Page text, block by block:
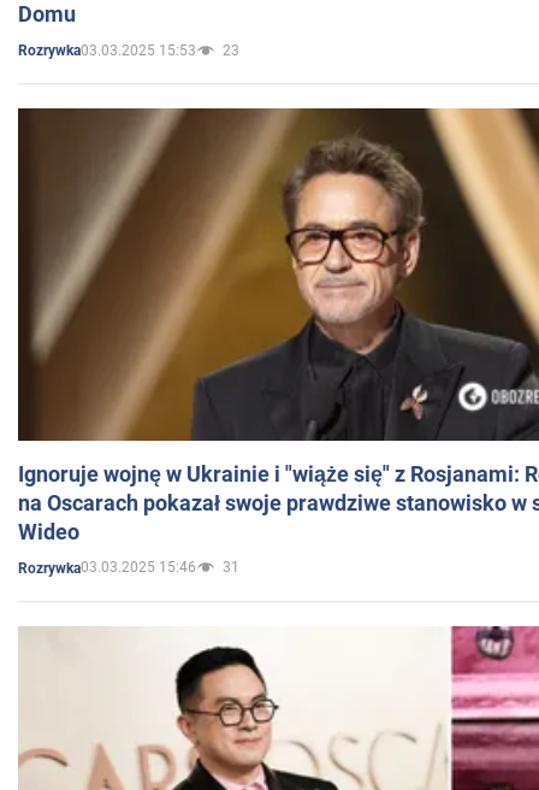
Domu
Rozrywka03.03.2025 15:53 23
Ignoruje wojnę w Ukrainie i "wiąże się" z Rosjanami:
na Oscarach pokazał swoje prawdziwe stanowisko w
Wideo
Rozrywka03.03.2025 15:46 31